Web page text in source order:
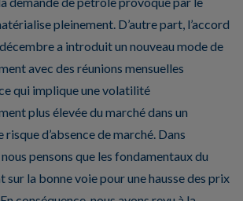
pleinement. D’autre part, l’accord
a introduit un nouveau mode de
avec des réunions mensuelles
qui implique une volatilité
plus élevée du marché dans un
d’absence de marché. Dans
nous pensons que les fondamentaux du
sur la bonne voie pour une hausse des prix